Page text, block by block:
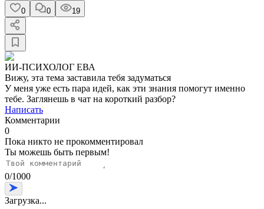
0 0 19
ИИ-ПСИХОЛОГ ЕВА
Вижу, эта тема заставила тебя задуматься
У меня уже есть пара идей, как эти знания помогут именно
тебе. Заглянешь в чат на короткий разбор?
Написать
Комментарии
0
Пока никто не прокомментировал
Ты можешь быть первым!
0/1000
Загрузка...